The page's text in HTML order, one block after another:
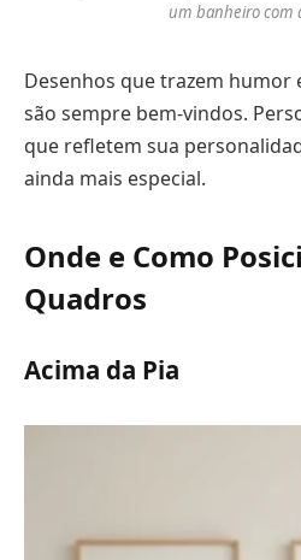
um banheiro com
Desenhos que trazem humor
são sempre bem-vindos.
que refletem sua
ainda mais especial.
Onde e Como
Quadros
Acima da Pia